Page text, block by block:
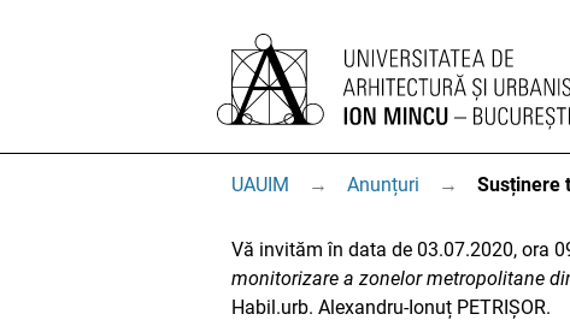
UAUIM → Anunțuri → Susținere
Vă invităm în data de 03.07.2020, ora
monitorizare a zonelor metropolitane
Habil.urb. Alexandru-Ionuț PETRIȘOR.